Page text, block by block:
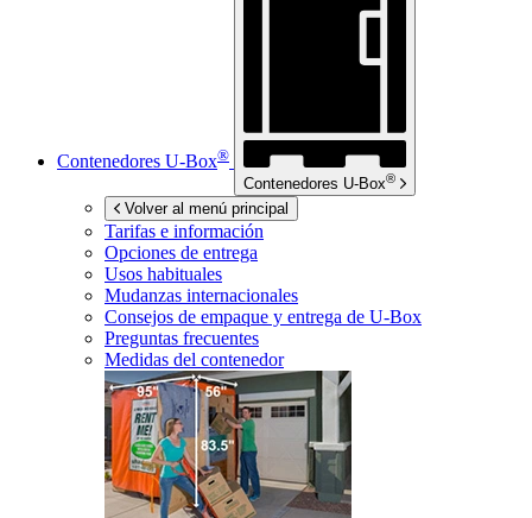
Contenedores U-Box®
Contenedores U-Box®
Volver al menú principal
Tarifas e información
Opciones de entrega
Usos habituales
Mudanzas internacionales
Consejos de empaque y entrega de U-Box
Preguntas frecuentes
Medidas del contenedor